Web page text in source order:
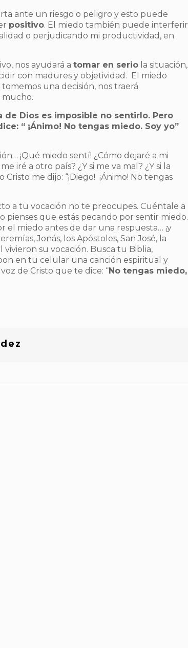
ante un riesgo o peligro y esto puede
positivo. El miedo también puede interferir
o perjudicando mi productividad, en
nos ayudará a tomar en serio la situación,
con madures y objetividad. El miedo
una decisión, nos traerá
mucho.
de Dios es imposible no sentirlo. Pero
“ ¡Ánimo! No tengas miedo. Soy yo”
¡Qué miedo sentí! ¿Cómo dejaré a mi
iré a otro país? ¿Y si me va mal? ¿Y si la
me dijo: “¡Diego! ¡Ánimo! No tengas
a tu vocación no te preocupes. Cuéntale a
pienses que estás pecando por sentir miedo.
miedo antes de dar una respuesta… ¡y
Jonás, los Apóstoles, San José, la
su vocación. Busca tu Biblia,
en tu celular una canción espiritual y
de Cristo que te dice: “No tengas miedo,